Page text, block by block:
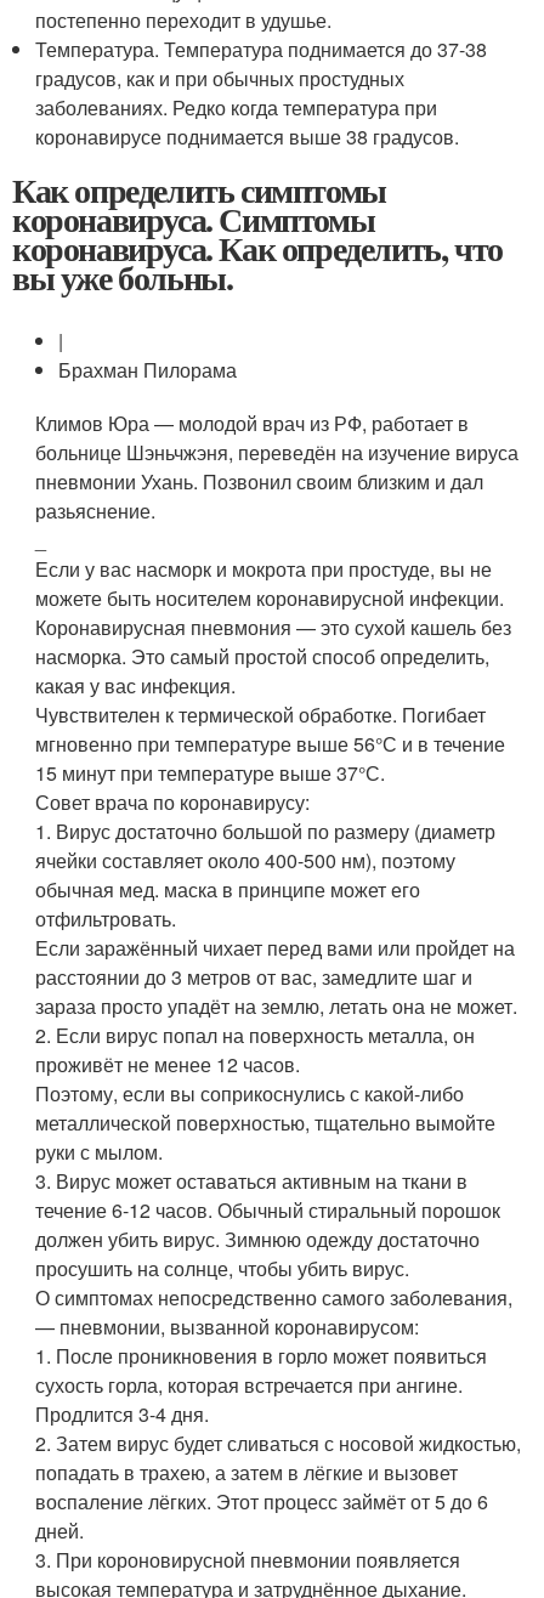
постепенно переходит в удушье.
Температура. Температура поднимается до 37-38
градусов, как и при обычных простудных
заболеваниях. Редко когда температура при
коронавирусе поднимается выше 38 градусов.
Как определить симптомы
коронавируса. Симптомы
коронавируса. Как определить, что
вы уже больны.
|
Брахман Пилорама
Климов Юра — молодой врач из РФ, работает в
больнице Шэньчжэня, переведён на изучение вируса
пневмонии Ухань. Позвонил своим близким и дал
разьяснение.
Если у вас насморк и мокрота при простуде, вы не
можете быть носителем коронавирусной инфекции.
Коронавирусная пневмония — это сухой кашель без
насморка. Это самый простой способ определить,
какая у вас инфекция.
Чувствителен к термической обработке. Погибает
мгновенно при температуре выше 56°С и в течение
15 минут при температуре выше 37°С.
Совет врача по коронавирусу:
1. Вирус достаточно большой по размеру (диаметр
ячейки составляет около 400-500 нм), поэтому
обычная мед. маска в принципе может его
отфильтровать.
Если заражённый чихает перед вами или пройдет на
расстоянии до 3 метров от вас, замедлите шаг и
зараза просто упадёт на землю, летать она не может.
2. Если вирус попал на поверхность металла, он
проживёт не менее 12 часов.
Поэтому, если вы соприкоснулись с какой-либо
металлической поверхностью, тщательно вымойте
руки с мылом.
3. Вирус может оставаться активным на ткани в
течение 6-12 часов. Обычный стиральный порошок
должен убить вирус. Зимнюю одежду достаточно
просушить на солнце, чтобы убить вирус.
О симптомах непосредственно самого заболевания,
— пневмонии, вызванной коронавирусом:
1. После проникновения в горло может появиться
сухость горла, которая встречается при ангине.
Продлится 3-4 дня.
2. Затем вирус будет сливаться с носовой жидкостью,
попадать в трахею, а затем в лёгкие и вызовет
воспаление лёгких. Этот процесс займёт от 5 до 6
дней.
3. При короновирусной пневмонии появляется
высокая температура и затруднённое дыхание.